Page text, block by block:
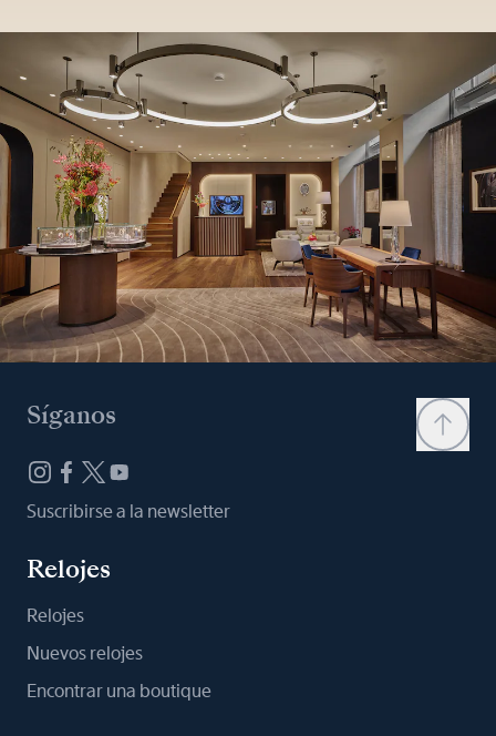
Síganos
Suscribirse a la newsletter
Relojes
Relojes
Nuevos relojes
Encontrar una boutique